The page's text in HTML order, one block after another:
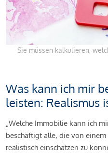
Sie müssen kalkulieren,
Was kann ich mir
leisten: Realismus
„Welche Immobilie kann ich
beschäftigt alle, die von
realistisch einschätzen zu